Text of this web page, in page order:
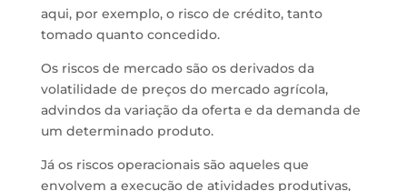
aqui, por exemplo, o risco de crédito, tanto
tomado quanto concedido.
Os riscos de mercado são os derivados da
volatilidade de preços do mercado agrícola,
advindos da variação da oferta e da demanda de
um determinado produto.
Já os riscos operacionais são aqueles que
envolvem a execução de atividades produtivas,